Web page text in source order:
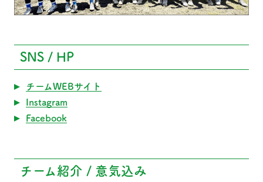
SNS / HP
チームWEBサイト
Instagram
Facebook
チーム紹介 / 意気込み